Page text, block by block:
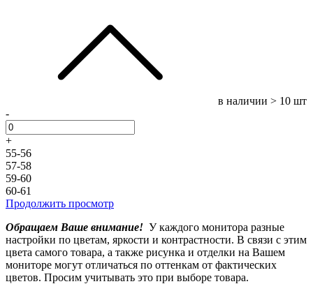
в наличии > 10 шт
-
+
55-56
57-58
59-60
60-61
Продолжить просмотр
Обращаем Ваше внимание! У каждого монитора разные
настройки по цветам, яркости и контрастности. В связи с этим
цвета самого товара, а также рисунка и отделки на Вашем
мониторе могут отличаться по оттенкам от фактических
цветов. Просим учитывать это при выборе товара.